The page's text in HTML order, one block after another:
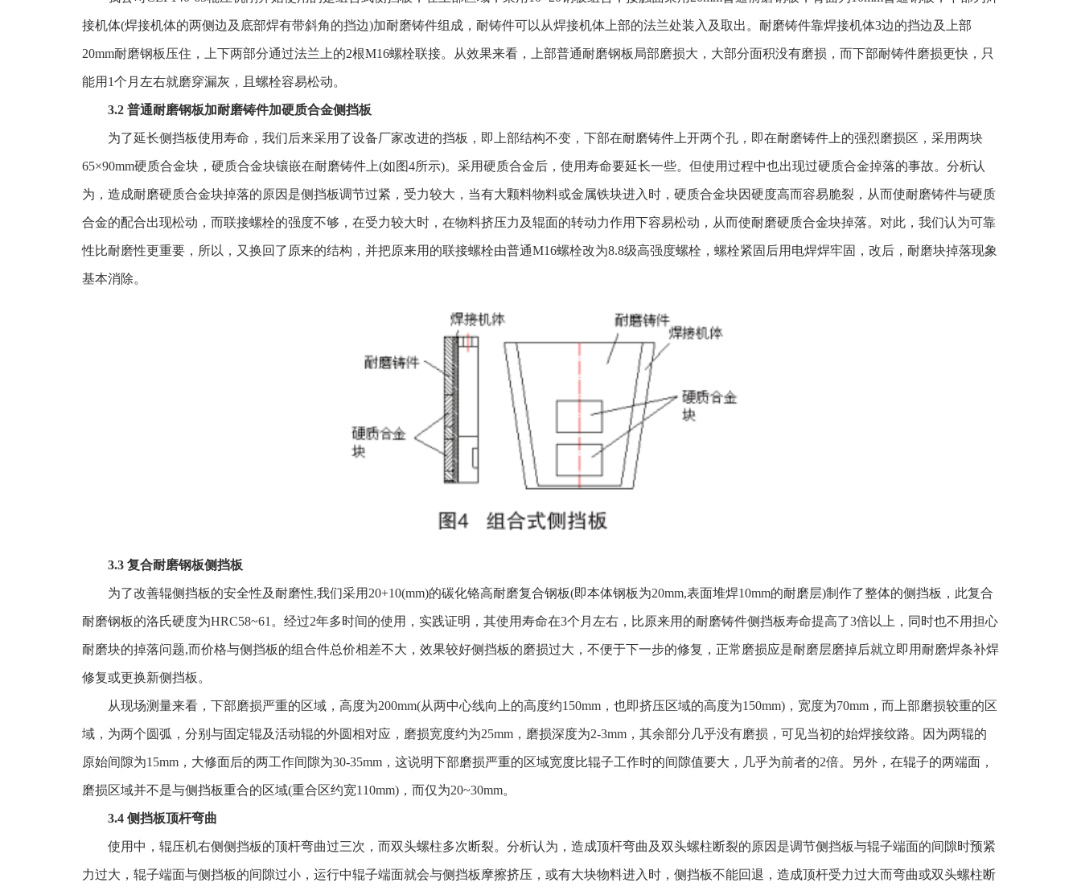
接机体(焊接机体的两侧边及底部焊有带斜角的挡边)加耐磨铸件组成，耐铸件可以从焊接机体上部的法兰处装入及取出。耐磨铸件靠焊接机体3边的挡边及上部
20mm耐磨钢板压住，上下两部分通过法兰上的2根M16螺栓联接。从效果来看，上部普通耐磨钢板局部磨损大，大部分面积没有磨损，而下部耐铸件磨损更快，只
能用1个月左右就磨穿漏灰，且螺栓容易松动。
3.2 普通耐磨钢板加耐磨铸件加硬质合金侧挡板
为了延长侧挡板使用寿命，我们后来采用了设备厂家改进的挡板，即上部结构不变，下部在耐磨铸件上开两个孔，即在耐磨铸件上的强烈磨损区，采用两块
65×90mm硬质合金块，硬质合金块镶嵌在耐磨铸件上(如图4所示)。采用硬质合金后，使用寿命要延长一些。但使用过程中也出现过硬质合金掉落的事故。分析认
为，造成耐磨硬质合金块掉落的原因是侧挡板调节过紧，受力较大，当有大颗料物料或金属铁块进入时，硬质合金块因硬度高而容易脆裂，从而使耐磨铸件与硬质
合金的配合出现松动，而联接螺栓的强度不够，在受力较大时，在物料挤压力及辊面的转动力作用下容易松动，从而使耐磨硬质合金块掉落。对此，我们认为可靠
性比耐磨性更重要，所以，又换回了原来的结构，并把原来用的联接螺栓由普通M16螺栓改为8.8级高强度螺栓，螺栓紧固后用电焊焊牢固，改后，耐磨块掉落现象
基本消除。
3.3 复合耐磨钢板侧挡板
为了改善辊侧挡板的安全性及耐磨性,我们采用20+10(mm)的碳化铬高耐磨复合钢板(即本体钢板为20mm,表面堆焊10mm的耐磨层)制作了整体的侧挡板，此复合
耐磨钢板的洛氏硬度为HRC58~61。经过2年多时间的使用，实践证明，其使用寿命在3个月左右，比原来用的耐磨铸件侧挡板寿命提高了3倍以上，同时也不用担心
耐磨块的掉落问题,而价格与侧挡板的组合件总价相差不大，效果较好侧挡板的磨损过大，不便于下一步的修复，正常磨损应是耐磨层磨掉后就立即用耐磨焊条补焊
修复或更换新侧挡板。
从现场测量来看，下部磨损严重的区域，高度为200mm(从两中心线向上的高度约150mm，也即挤压区域的高度为150mm)，宽度为70mm，而上部磨损较重的区
域，为两个圆弧，分别与固定辊及活动辊的外圆相对应，磨损宽度约为25mm，磨损深度为2-3mm，其余部分几乎没有磨损，可见当初的始焊接纹路。因为两辊的
原始间隙为15mm，大修面后的两工作间隙为30-35mm，这说明下部磨损严重的区域宽度比辊子工作时的间隙值要大，几乎为前者的2倍。另外，在辊子的两端面，
磨损区域并不是与侧挡板重合的区域(重合区约宽110mm)，而仅为20~30mm。
3.4 侧挡板顶杆弯曲
使用中，辊压机右侧侧挡板的顶杆弯曲过三次，而双头螺柱多次断裂。分析认为，造成顶杆弯曲及双头螺柱断裂的原因是调节侧挡板与辊子端面的间隙时预紧
力过大，辊子端面与侧挡板的间隙过小，运行中辊子端面就会与侧挡板摩擦挤压，或有大块物料进入时，侧挡板不能回退，造成顶杆受力过大而弯曲或双头螺柱断